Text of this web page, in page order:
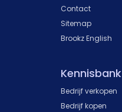
Contact
Sitemap
Brookz English
Kennisbank
Bedrijf verkopen
Bedrijf kopen